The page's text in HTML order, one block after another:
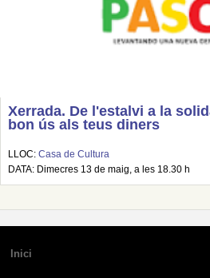
Xerrada. De l'estalvi a la
bon ús als teus diners
LLOC: Casa de Cultura
DATA: Dimecres 13 de maig, a les 18.30 h
Inici